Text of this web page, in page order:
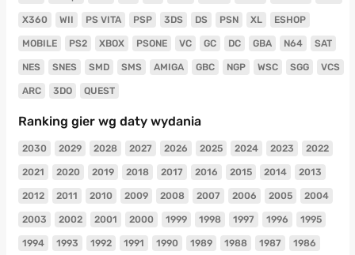
X360 WII PS VITA PSP 3DS DS PSN XL ESHOP
MOBILE PS2 XBOX PSONE VC GC DC GBA N64 SAT
NES SNES SMD SMS AMIGA GBC NGP WSC SGG VCS
ARC 3DO QUEST
Ranking gier wg daty wydania
2030 2029 2028 2027 2026 2025 2024 2023 2022
2021 2020 2019 2018 2017 2016 2015 2014 2013
2012 2011 2010 2009 2008 2007 2006 2005 2004
2003 2002 2001 2000 1999 1998 1997 1996 1995
1994 1993 1992 1991 1990 1989 1988 1987 1986